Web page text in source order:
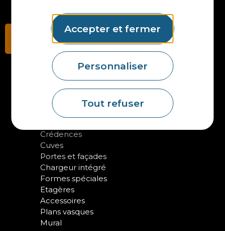
Accepter et fermer
Personnaliser
Tout refuser
Contactez-nous
NOS PRODUITS
Plans en Stratifié
Crédences
Cuves
Portes et façades
Chargeur intégré
Formes spéciales
Etagères
Accessoires
Plans vasques
Mural